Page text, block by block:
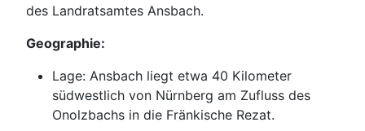
des Landratsamtes Ansbach.
Geographie:
Lage: Ansbach liegt etwa 40 Kilometer
südwestlich von Nürnberg am Zufluss des
Onolzbachs in die Fränkische Rezat.